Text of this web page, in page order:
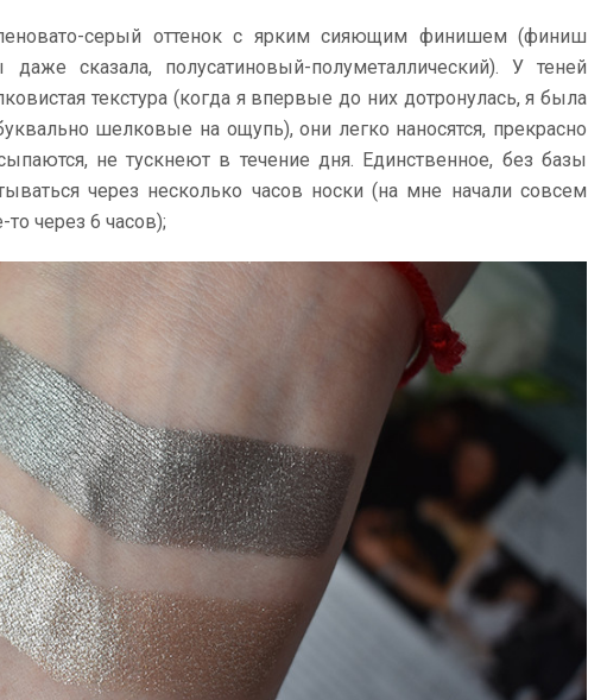
серый оттенок с ярким сияющим финишем (финиш
сказала, полусатиновый-полуметаллический). У теней
текстура (когда я впервые до них дотронулась, я была
шелковые на ощупь), они легко наносятся, прекрасно
не тускнеют в течение дня. Единственное, без базы
через несколько часов носки (на мне начали совсем
через 6 часов);